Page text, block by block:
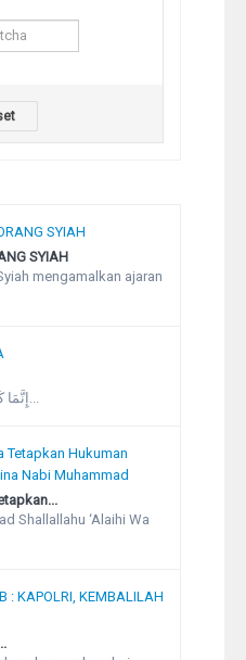
SYIAH
mengamalkan ajaran
Allah Ta'ala berfirman: إِنَّمَا كَانَ...
Shallallahu ‘Alaihi Wa